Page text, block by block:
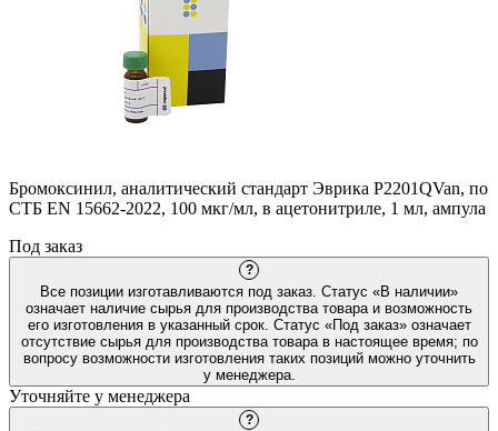
Бромоксинил, аналитический стандарт Эврика P2201QVan, по
СТБ EN 15662-2022, 100 мкг/мл, в ацетонитриле, 1 мл, ампула
Под заказ
?
Все позиции изготавливаются под заказ. Статус «В наличии»
означает наличие сырья для производства товара и возможность
его изготовления в указанный срок. Статус «Под заказ» означает
отсутствие сырья для производства товара в настоящее время; по
вопросу возможности изготовления таких позиций можно уточнить
у менеджера.
Уточняйте у менеджера
?